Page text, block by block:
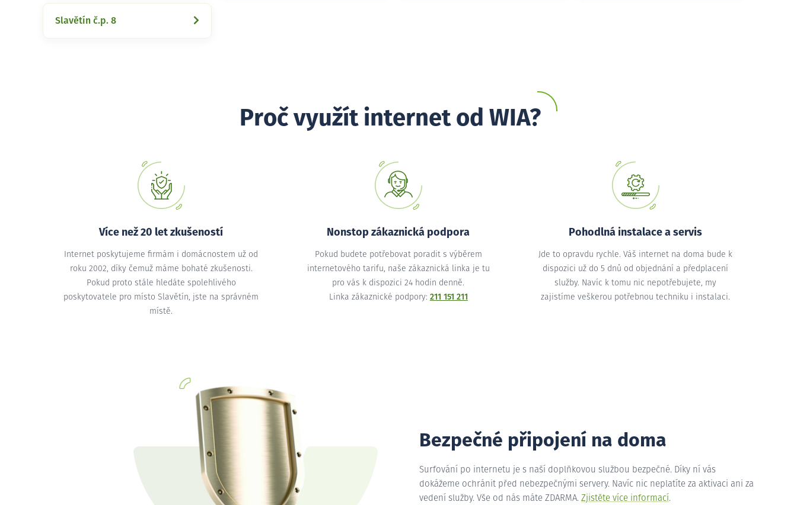
Slavětín č.p. 8
Proč využít internet od WIA?
Více než 20 let zkušeností
Internet poskytujeme firmám i domácnostem už od
roku 2002, díky čemuž máme bohaté zkušenosti.
Pokud proto stále hledáte spolehlivého
poskytovatele pro místo Slavětín, jste na správném
místě.
Nonstop zákaznická podpora
Pokud budete potřebovat poradit s výběrem
internetového tarifu, naše zákaznická linka je tu
pro vás k dispozici 24 hodin denně.
Linka zákaznické podpory: 211 151 211
Pohodlná instalace a servis
Jde to opravdu rychle. Váš internet na doma bude k
dispozici už do 5 dnů od objednání a předplacení
služby. Navíc k tomu nic nepotřebujete, my
zajistíme veškerou potřebnou techniku i instalaci.
Bezpečné připojení na doma
Surfování po internetu je s naší doplňkovou službou bezpečné. Díky ní vás
dokážeme ochránit před nebezpečnými servery. Navíc nic neplatíte za aktivaci ani za
vedení služby. Vše od nás máte ZDARMA. Zjistěte více informací.